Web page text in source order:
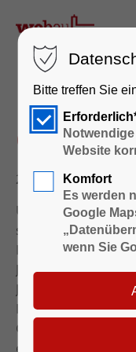
28.01.2016 16:04
Unser
schreitet zügig
Häusern am
Jakobsweg
Jakobsweges im
Herr Ekkehard
Gruppen
eine Pilgergruppe
Bitte treffen Sie
Website
Komfort
Es werden
Google
wenn Sie